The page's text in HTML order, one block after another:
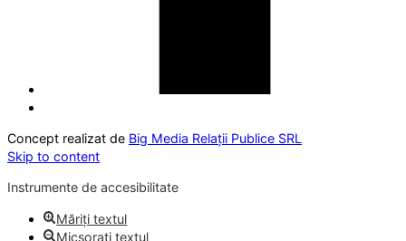
Concept realizat de Big Media Relații Publice SRL
Skip to content
Instrumente de accesibilitate
Măriți textul
Micșorați textul